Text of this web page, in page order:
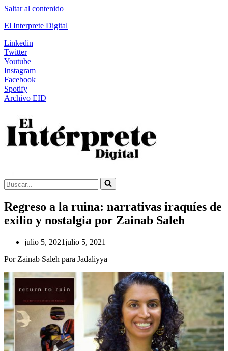
Saltar al contenido
El Interprete Digital
Linkedin
Twitter
Youtube
Instagram
Facebook
Spotify
Archivo EID
Buscar...
Regreso a la ruina: narrativas iraquíes de
exilio y nostalgia por Zainab Saleh
julio 5, 2021julio 5, 2021
Por Zainab Saleh para Jadaliyya